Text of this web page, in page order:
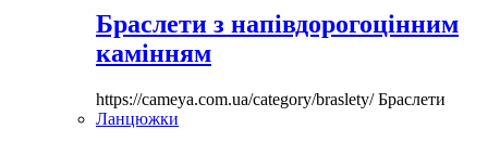
Браслети з напівдорогоцінним
камінням
https://cameya.com.ua/category/braslety/Браслети
Ланцюжки